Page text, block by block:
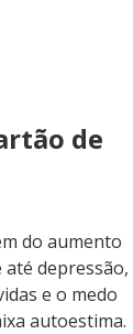
de
do aumento
depressão,
e o medo
autoestima.